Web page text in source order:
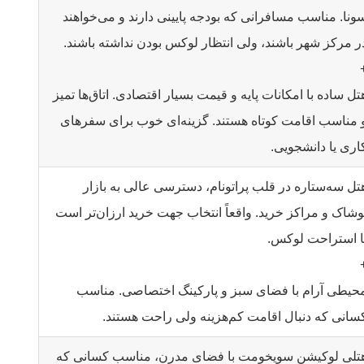
مناسب مسافرانی که بودجه پایینی دارند و می‌خواهند
مرکز شهر باشند، ولی انتظار لوکس بودن نداشته باشند.
ساده با امکانات پایه و قیمت بسیار اقتصادی. اتاق‌ها تمیز
مناسب اقامت کوتاه هستند. گزینه‌ای خوب برای سفرهای
یا دانشجویی.
سه‌ستاره در قلب پراتونام، دسترسی عالی به بازار
و مراکز خرید. واقعاً انتخاب جهت خرید ارزان‌تر است
استراحت لوکس.
آرام با فضای سبز و پارکینگ اختصاصی. مناسب
که دنبال اقامت کم‌هزینه ولی راحت هستند.
لوکیشن سویخومت با فضای مدرن، مناسب کسانی که